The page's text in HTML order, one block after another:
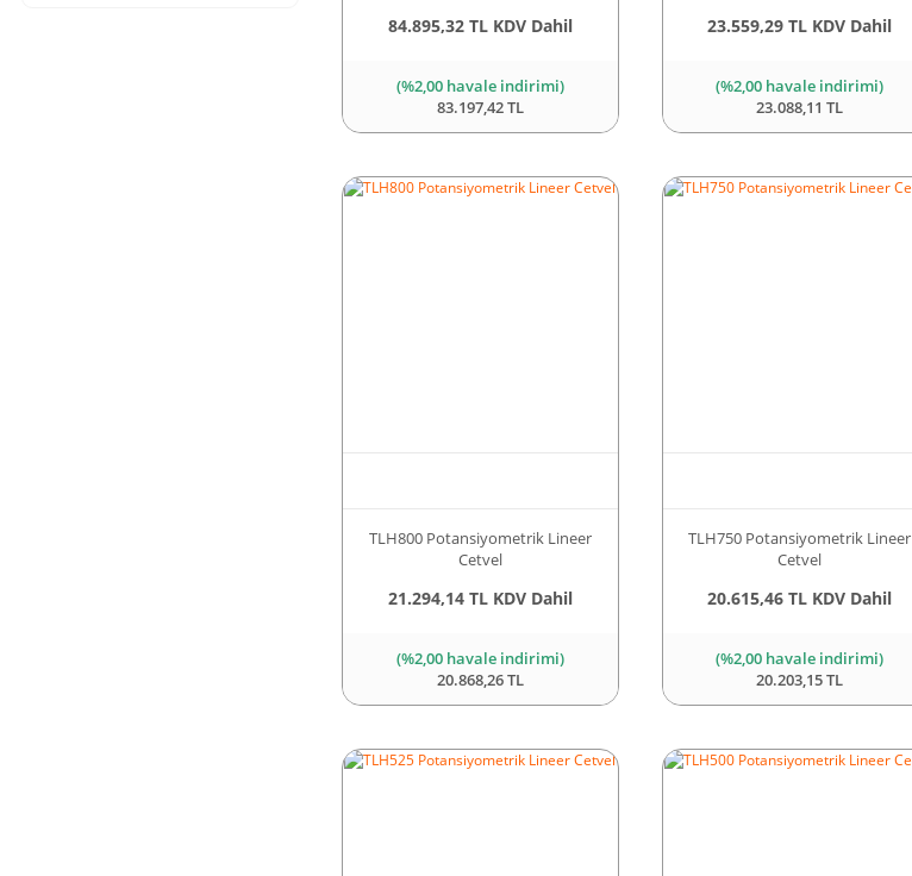
84.895,32 TL KDV Dahil
(%2,00 havale indirimi)
83.197,42 TL
23.559,29 TL KDV Dahil
(%2,00 havale indirimi)
23.088,11 TL
TLH800 Potansiyometrik Lineer
Cetvel
21.294,14 TL KDV Dahil
(%2,00 havale indirimi)
20.868,26 TL
TLH750 Potansiyometrik Lineer
Cetvel
20.615,46 TL KDV Dahil
(%2,00 havale indirimi)
20.203,15 TL